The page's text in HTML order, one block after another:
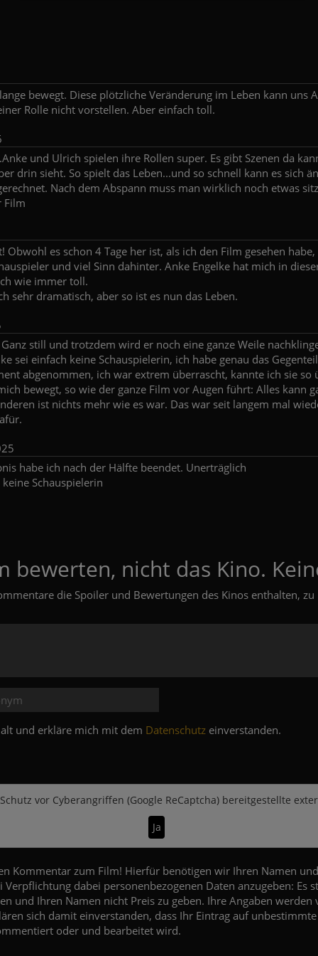
bewegt. Diese plötzliche Veränderung im Leben kann uns
Rolle nicht vorstellen. Aber einfach toll.
und Ulrich spielen ihre Rollen super. Es gibt Szenen da
drin sieht. So spielt das Leben...und so schnell kann es sich
Nach dem Abspann muss man wirklich noch etwas
Film
Obwohl es schon 4 Tage her ist, als ich den Film gesehen
und viel Sinn dahinter. Anke Engelke hat mich in
wie immer toll.
sehr dramatisch, aber so ist es nun das Leben.
still und trotzdem wird er noch eine ganze Weile
sei einfach keine Schauspielerin, ich habe genau das
abgenommen, ich war extrem überrascht, kannte ich sie so
bewegt, so wie der ganze Film vor Augen führt: Alles kann
ist nichts mehr wie es war. Das war seit langem mal
habe ich nach der Hälfte beendet. Unerträglich
Schauspielerin
bewerten, nicht das Kino.
die Spoiler und Bewertungen des Kinos enthalten, zu
und erkläre mich mit dem Datenschutz einverstanden.
Schutz vor Cyberangriffen (Google ReCaptcha)bereitgestellte
Ja
Kommentar zum Film! Hierfür benötigen wir Ihren Namen
Verpflichtung dabei personenbezogenen Daten anzugeben: Es
und Ihren Namen nicht Preis zu geben. Ihre Angaben werden
sich damit einverstanden, dass Ihr Eintrag auf
oder und bearbeitet wird.